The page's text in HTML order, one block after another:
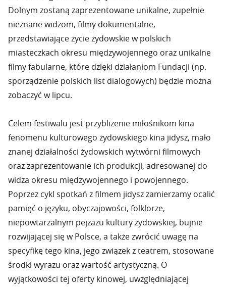
Dolnym zostaną zaprezentowane unikalne, zupełnie
nieznane widzom, filmy dokumentalne,
przedstawiające życie żydowskie w polskich
miasteczkach okresu międzywojennego oraz unikalne
filmy fabularne, które dzięki działaniom Fundacji (np.
sporządzenie polskich list dialogowych) będzie można
zobaczyć w lipcu.
Celem festiwalu jest przybliżenie miłośnikom kina
fenomenu kulturowego żydowskiego kina jidysz, mało
znanej działalności żydowskich wytwórni filmowych
oraz zaprezentowanie ich produkcji, adresowanej do
widza okresu międzywojennego i powojennego.
Poprzez cykl spotkań z filmem jidysz zamierzamy ocalić
pamięć o języku, obyczajowości, folklorze,
niepowtarzalnym pejzażu kultury żydowskiej, bujnie
rozwijającej się w Polsce, a także zwrócić uwagę na
specyfikę tego kina, jego związek z teatrem, stosowane
środki wyrazu oraz wartość artystyczną. O
wyjątkowości tej oferty kinowej, uwzględniającej